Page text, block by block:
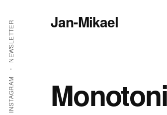
springen
Additional
menu
INSTAGRAM
NEWSLETTER Jan-Mikael